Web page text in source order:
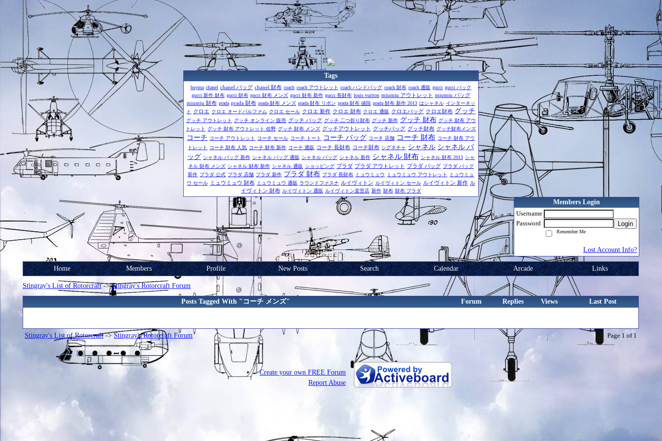
Tags
buyma chanel chanel バッグ chanel 財布 coach coach アウトレット coach ハンドバッグ coach 財布 coach 通販 gucci gucci バック
gucci 新作 財布 gucci 財布 gucci 財布 メンズ gucci 財布 新作 gucci 長財布 louis vuitton miumiu アウトレット miumiu バッグ
miumiu 財布 prada prada 財布 prada 財布 メンズ prada 財布 リボン prada 財布 値段 prada 財布 新作 2013 はシャネル インターネッ
ト
クロエ クロエ オードパルファム クロエ セール クロエ 新作 クロエ 財布 クロエ 通販 クロエバッグ クロエ財布 グッチ
グッチ アウトレット グッチ オンライン 販売 グッチ バッグ グッチ 二つ折り財布 グッチ 新作 グッチ 財布 グッチ 財布 アウ
トレット
グッチ 財布 アウトレット 佐野 グッチ 財布 メンズ グッチアウトレット グッチバッグ グッチ財布 グッチ財布メンズ
コーチ コーチ アウトレット コーチ セール コーチ トート コーチ バッグ コーチ 店舗 コーチ 財布 コーチ 財布 アウ
トレット
コーチ 財布 人気 コーチ 財布 新作 コーチ 通販 コーチ 長財布 コーチ財布 シグネチャ シャネル シャネル バ
ッグ シャネル バッグ 新作 シャネル バッグ 通販 シャネル バッグ​ シャネル 新作 シャネル 財布 シャネル 財布 2013 シャ
ネル 財布 メンズ シャネル 財布 新作 シャネル 通販 ショッピング プラダ プラダ アウトレット プラダ バッグ プラダ バッグ
新作 プラダ 公式 プラダ 店舗 プラダ 新作 プラダ 財布 プラダ 長財布 ミュウミュウ ミュウミュウ アウトレット
ミュウミュ
ウ セール
ミュウミュウ 財布 ミュウミュウ 通販 ラウンドファスナ ルイヴィトン ルイヴィトン セール ルイヴィトン 新作 ル
イヴィトン 財布 ルイヴィトン 通販 ルイヴィトン直営店 新作 財布 財布 プラダ
Members Login
Username
Password
Login
Remember Me
Lost Account Info?
Home Members Profile New Posts Search Calendar Arcade Links
Stingray's List of Rotorcraft->Stingray's Rotorcraft Forum
Posts Tagged With "コーチ メンズ" Forum Replies Views Last Post
Stingray's List of Rotorcraft-> Stingray's Rotorcraft Forum Page 1 of 1
Create your own FREE Forum
Report Abuse